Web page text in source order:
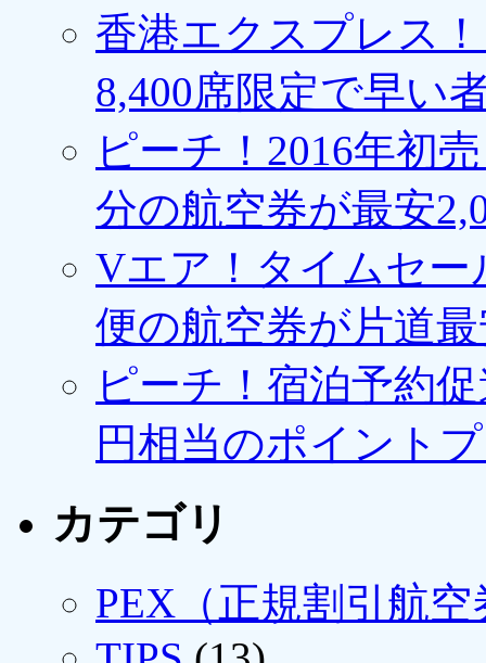
香港エクスプレス
8,400席限定で早い
ピーチ！2016年初
分の航空券が最安
Vエア！タイムセー
便の航空券が片道最
ピーチ！宿泊予約
円相当のポイント
カテゴリ
PEX（正規割引航空